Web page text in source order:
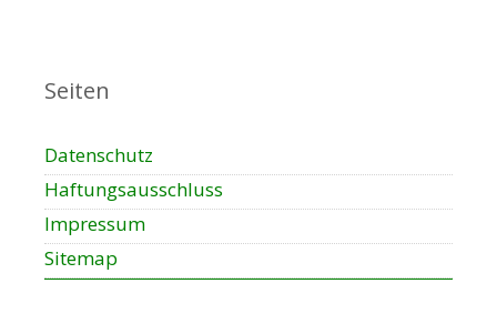
Seiten
Datenschutz
Haftungsausschluss
Impressum
Sitemap